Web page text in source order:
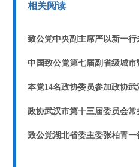
相关阅读